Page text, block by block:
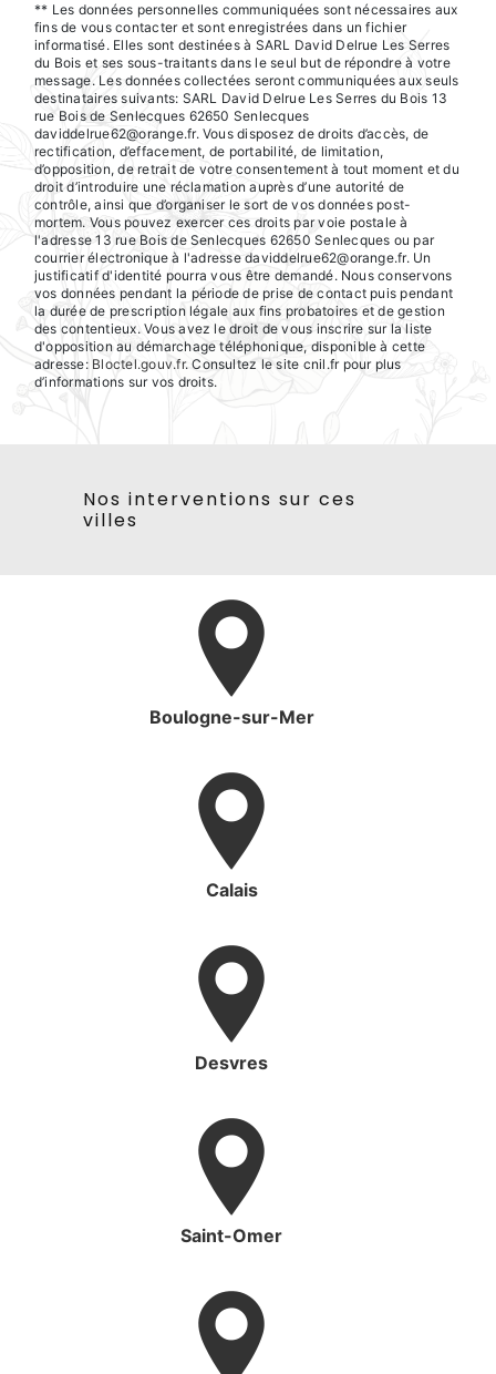
** Les données personnelles communiquées sont nécessaires aux
fins de vous contacter et sont enregistrées dans un fichier
informatisé. Elles sont destinées à SARL David Delrue Les Serres
du Bois et ses sous-traitants dans le seul but de répondre à votre
message. Les données collectées seront communiquées aux seuls
destinataires suivants: SARL David Delrue Les Serres du Bois 13
rue Bois de Senlecques 62650 Senlecques
daviddelrue62@orange.fr. Vous disposez de droits d’accès, de
rectification, d’effacement, de portabilité, de limitation,
d’opposition, de retrait de votre consentement à tout moment et du
droit d’introduire une réclamation auprès d’une autorité de
contrôle, ainsi que d’organiser le sort de vos données post-
mortem. Vous pouvez exercer ces droits par voie postale à
l'adresse 13 rue Bois de Senlecques 62650 Senlecques ou par
courrier électronique à l'adresse daviddelrue62@orange.fr. Un
justificatif d'identité pourra vous être demandé. Nous conservons
vos données pendant la période de prise de contact puis pendant
la durée de prescription légale aux fins probatoires et de gestion
des contentieux. Vous avez le droit de vous inscrire sur la liste
d'opposition au démarchage téléphonique, disponible à cette
adresse: Bloctel.gouv.fr. Consultez le site cnil.fr pour plus
d’informations sur vos droits.
Nos interventions sur ces
villes
Boulogne-sur-Mer
Calais
Desvres
Saint-Omer